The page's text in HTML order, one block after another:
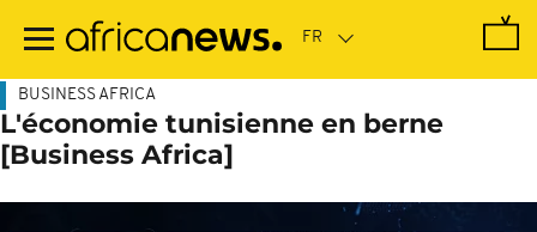
contenu
BUSINESS AFRICA
L'économie tunisienne en berne
[Business Africa]